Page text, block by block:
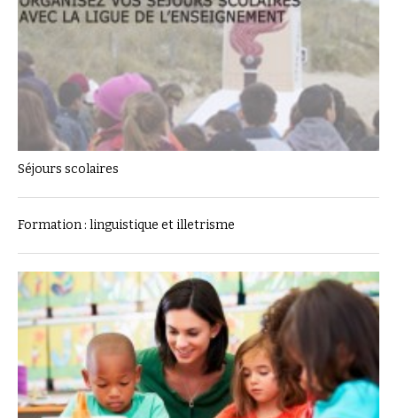
Séjours scolaires
Formation : linguistique et illetrisme